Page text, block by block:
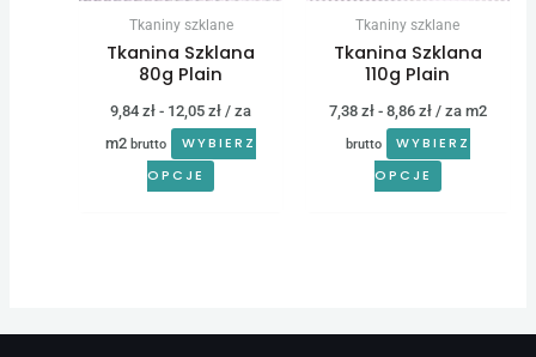
Tkaniny szklane
Tkanina Szklana
80g Plain
9,84zł - 12,05zł / za
m2brutto
WYBIERZ
OPCJE
Tkaniny szklane
Tkanina Szklana
110g Plain
7,38 zł- 8,86 zł/ za m2
brutto
WYBIERZ
OPCJE